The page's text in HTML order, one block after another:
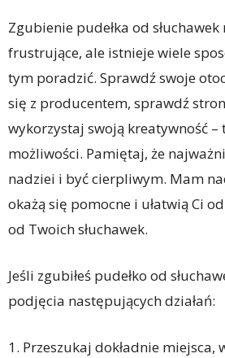
Zgubienie pudełka od słuchawek
frustrujące, ale istnieje wiele
tym poradzić. Sprawdź swoje
się z producentem, sprawdź
wykorzystaj swoją kreatywność –
możliwości. Pamiętaj, że
nadziei i być cierpliwym. Mam
okażą się pomocne i ułatwią Ci
od Twoich słuchawek.
Jeśli zgubiłeś pudełko od
podjęcia następujących działań:
1. Przeszukaj dokładnie miejsca,